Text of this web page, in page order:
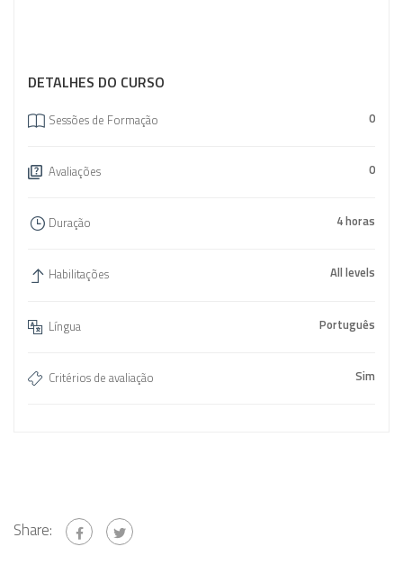
DETALHES DO CURSO
Sessões de Formação 0
Avaliações 0
Duração 4 horas
Habilitações All levels
Língua Português
Critérios de avaliação Sim
Share: